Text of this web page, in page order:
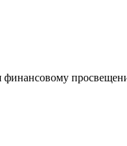
финансовому